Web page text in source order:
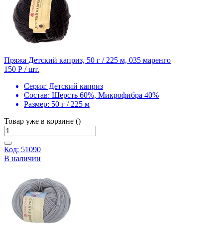
Пряжа Детский каприз, 50 г / 225 м, 035 маренго
150 Р / шт.
Серия: Детский каприз
Состав: Шерсть 60%, Микрофибра 40%
Размер: 50 г / 225 м
Товар уже в корзине ()
Код: 51090
В наличии